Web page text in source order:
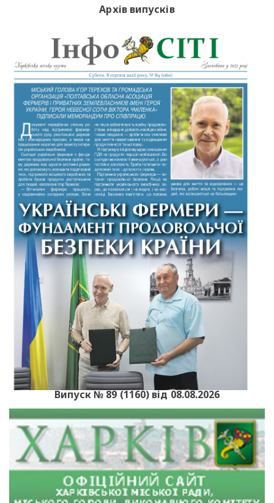
Архів випусків
Випуск № 89 (1160) від 08.08.2026